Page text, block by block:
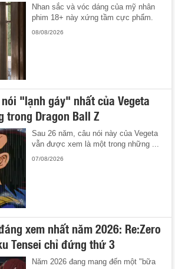
Nhan sắc và vóc dáng của mỹ nhân
phim 18+ này xứng tầm cực phẩm.
08/08/2026
"lạnh gáy" nhất của Vegeta
trong Dragon Ball Z
Sau 26 năm, câu nói này của Vegeta
vẫn được xem là một trong những ...
07/08/2026
xem nhất năm 2026: Re:Zero
Tensei chỉ đứng thứ 3
Năm 2026 đang mang đến một "bữa